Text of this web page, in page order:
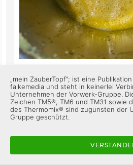
Kräftiger, scharfer
müde Geister.
2
„mein ZauberTopf”; ist eine
falkemedia und steht in keinerlei
Unternehmen der Vorwerk-Gruppe.
Zeichen TM5®, TM6 und TM31 sowie
des Thermomix® sind zugunsten der
Gruppe geschützt.